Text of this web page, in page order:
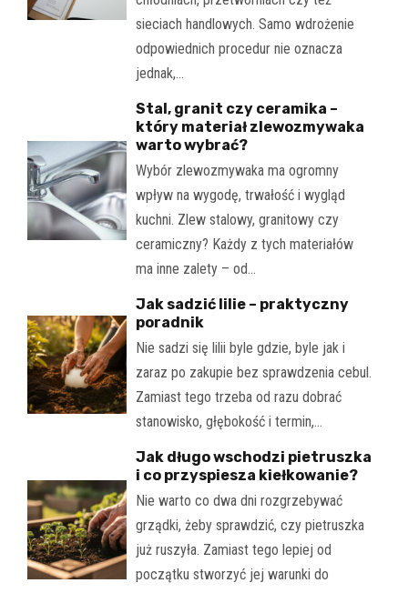
sieciach handlowych. Samo wdrożenie
odpowiednich procedur nie oznacza
jednak,…
Stal, granit czy ceramika –
który materiał zlewozmywaka
warto wybrać?
Wybór zlewozmywaka ma ogromny
wpływ na wygodę, trwałość i wygląd
kuchni. Zlew stalowy, granitowy czy
ceramiczny? Każdy z tych materiałów
ma inne zalety – od…
Jak sadzić lilie – praktyczny
poradnik
Nie sadzi się lilii byle gdzie, byle jak i
zaraz po zakupie bez sprawdzenia cebul.
Zamiast tego trzeba od razu dobrać
stanowisko, głębokość i termin,…
Jak długo wschodzi pietruszka
i co przyspiesza kiełkowanie?
Nie warto co dwa dni rozgrzebywać
grządki, żeby sprawdzić, czy pietruszka
już ruszyła. Zamiast tego lepiej od
początku stworzyć jej warunki do